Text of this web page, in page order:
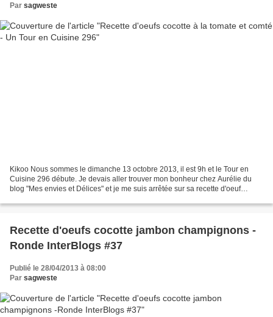
Par sagweste
Kikoo Nous sommes le dimanche 13 octobre 2013, il est 9h et le Tour en
Cuisine 296 débute. Je devais aller trouver mon bonheur chez Aurélie du
blog "Mes envies et Délices" et je me suis arrêtée sur sa recette d'oeuf
Recette d'oeufs cocotte jambon champignons -
Ronde InterBlogs #37
Publié le 28/04/2013 à 08:00
Par sagweste